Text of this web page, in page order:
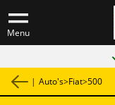
Menu
| Auto's>Fiat>500